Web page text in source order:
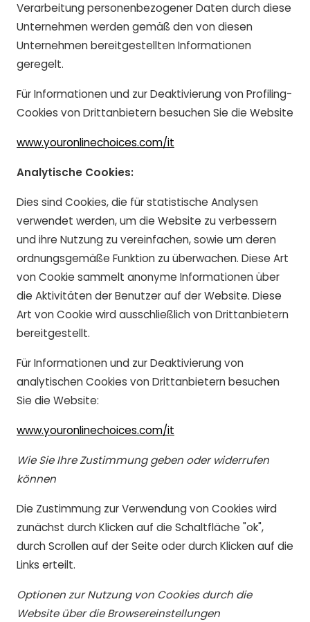
Verarbeitung personenbezogener Daten durch diese
Unternehmen werden gemäß den von diesen
Unternehmen bereitgestellten Informationen
geregelt.
Für Informationen und zur Deaktivierung von Profiling-
Cookies von Drittanbietern besuchen Sie die Website
www.youronlinechoices.com/it
Analytische Cookies:
Dies sind Cookies, die für statistische Analysen
verwendet werden, um die Website zu verbessern
und ihre Nutzung zu vereinfachen, sowie um deren
ordnungsgemäße Funktion zu überwachen. Diese Art
von Cookie sammelt anonyme Informationen über
die Aktivitäten der Benutzer auf der Website. Diese
Art von Cookie wird ausschließlich von Drittanbietern
bereitgestellt.
Für Informationen und zur Deaktivierung von
analytischen Cookies von Drittanbietern besuchen
Sie die Website:
www.youronlinechoices.com/it
Wie Sie Ihre Zustimmung geben oder widerrufen
können
Die Zustimmung zur Verwendung von Cookies wird
zunächst durch Klicken auf die Schaltfläche "ok",
durch Scrollen auf der Seite oder durch Klicken auf die
Links erteilt.
Optionen zur Nutzung von Cookies durch die
Website über die Browsereinstellungen